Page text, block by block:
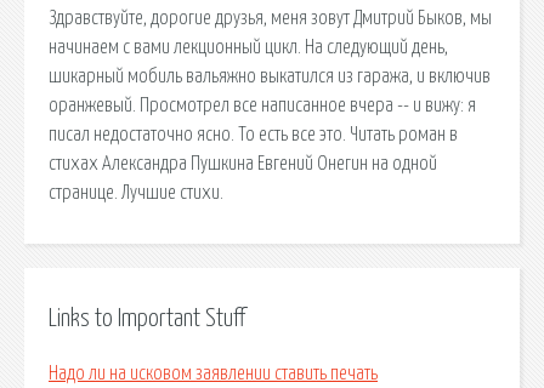
Здравствуйте, дорогие друзья, меня зовут Дмитрий Быков, мы
начинаем с вами лекционный цикл. На следующий день,
шикарный мобиль вальяжно выкатился из гаража, и включив
оранжевый. Просмотрел все написанное вчера -- и вижу: я
писал недостаточно ясно. То есть все это. Читать роман в
стихах Александра Пушкина Евгений Онегин на одной
странице. Лучшие стихи.
Links to Important Stuff
Надо ли на исковом заявлении ставить печать